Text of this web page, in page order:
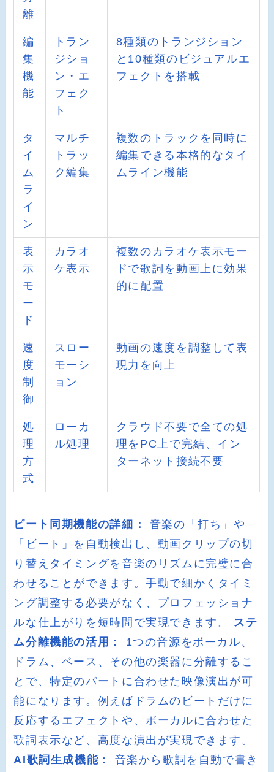
離
編
集
機
能
トラン
ジショ
ン・エ
フェク
ト
8種類のトランジション
と10種類のビジュアルエ
フェクトを搭載
タ
イ
ム
ラ
イ
ン
マルチ
トラッ
ク編集
複数のトラックを同時に
編集できる本格的なタイ
ムライン機能
表
示
モ
ー
ド
カラオ
ケ表示
複数のカラオケ表示モー
ドで歌詞を動画上に効果
的に配置
速
度
制
御
スロー
モーシ
ョン
動画の速度を調整して表
現力を向上
処
理
方
式
ローカ
ル処理
クラウド不要で全ての処
理をPC上で完結、イン
ターネット接続不要
ビート同期機能の詳細：
音楽の「打ち」や
「ビート」を自動検出し、動画クリップの切
り替えタイミングを音楽のリズムに完璧に合
わせることができます。手動で細かくタイミ
ング調整する必要がなく、プロフェッショナ
ルな仕上がりを短時間で実現できます。 ステ
ム分離機能の活用：
1つの音源をボーカル、
ドラム、ベース、その他の楽器に分離するこ
とで、特定のパートに合わせた映像演出が可
能になります。例えばドラムのビートだけに
反応するエフェクトや、ボーカルに合わせた
歌詞表示など、高度な演出が実現できます。
AI歌詞生成機能：
音楽から歌詞を自動で書き